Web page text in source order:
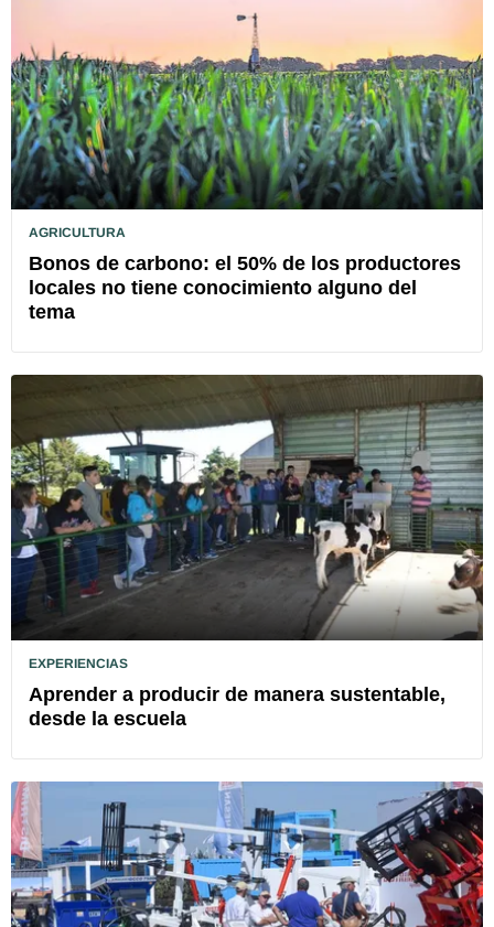
AGRICULTURA
Bonos de carbono: el 50% de los productores
locales no tiene conocimiento alguno del
tema
EXPERIENCIAS
Aprender a producir de manera sustentable,
desde la escuela